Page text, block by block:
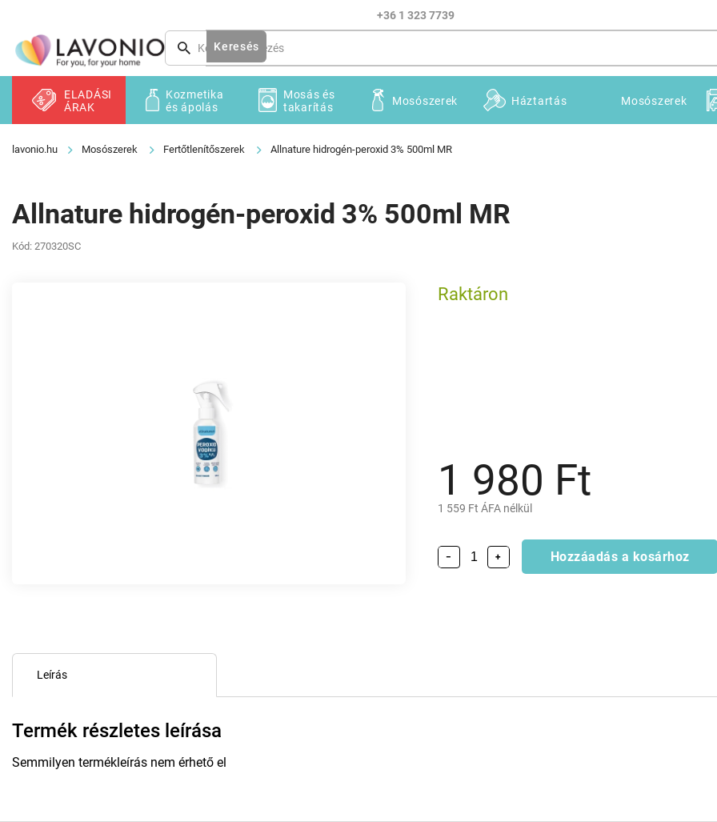
tartalomhoz
+36 1 323 7739
Keresés
ELADÁSI
ÁRAK
Kozmetika
és ápolás
Mosás és
takarítás
Mosószerek Háztartás Mosószerek
Mosószerek Fertőtlenítőszerek Allnature hidrogén-peroxid 3% 500ml MR
Allnature hidrogén-peroxid 3% 500ml MR
Kód: 270320SC
1 980 Ft
1 559 Ft ÁFA nélkül
Raktáron
+
− Hozzáadás a kosárhoz
Leírás
Termék részletes leírása
Semmilyen termékleírás nem érhető el